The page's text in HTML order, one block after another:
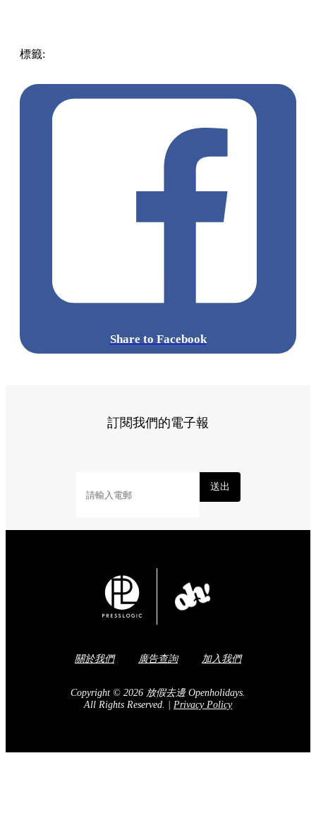
標籤:
Share to Facebook
訂閱我們的電子報
送出
關於我們 廣告查詢 加入我們
Copyright © 2026 放假去邊 Openholidays.
All Rights Reserved.
Privacy Policy